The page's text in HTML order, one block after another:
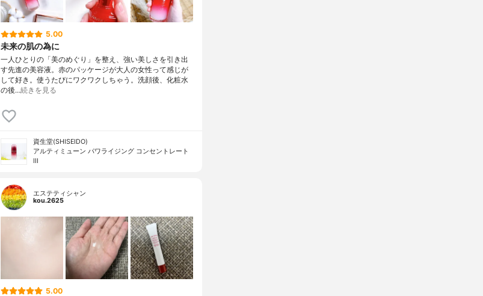
5.00
未来の肌の為に
一人ひとりの「美のめぐり」を整え、強い美しさを引き出
す先進の美容液。赤のパッケージが大人の女性って感じが
して好き。使うたびにワクワクしちゃう。洗顔後、化粧水
の後…続きを見る
資生堂(SHISEIDO)
アルティミューン パワライジング コンセントレート
III
エステティシャン
kou.2625
5.00